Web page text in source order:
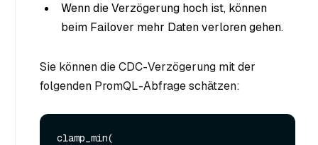
Wenn die Verzögerung hoch ist, können
beim Failover mehr Daten verloren gehen.
Sie können die CDC-Verzögerung mit der
folgenden PromQL-Abfrage schätzen:
clamp_min(